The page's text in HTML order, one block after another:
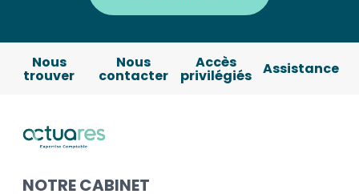
Nous
trouver
Nous
contacter
Accès
privilégiés Assistance
NOTRE CABINET